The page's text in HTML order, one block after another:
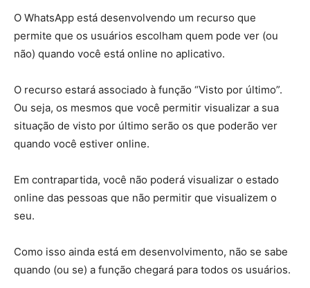
O WhatsApp está desenvolvendo um recurso que
permite que os usuários escolham quem pode ver (ou
não) quando você está online no aplicativo.
O recurso estará associado à função “Visto por último”.
Ou seja, os mesmos que você permitir visualizar a sua
situação de visto por último serão os que poderão ver
quando você estiver online.
Em contrapartida, você não poderá visualizar o estado
online das pessoas que não permitir que visualizem o
seu.
Como isso ainda está em desenvolvimento, não se sabe
quando (ou se) a função chegará para todos os usuários.